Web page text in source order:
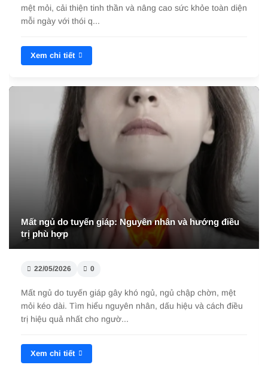
mệt mỏi, cải thiện tinh thần và nâng cao sức khỏe toàn diện
mỗi ngày với thói q...
Xem chi tiết
Mất ngủ do tuyến giáp: Nguyên nhân và hướng điều
trị phù hợp
22/05/2026 0
Mất ngủ do tuyến giáp gây khó ngủ, ngủ chập chờn, mệt
mỏi kéo dài. Tìm hiểu nguyên nhân, dấu hiệu và cách điều
trị hiệu quả nhất cho ngườ...
Xem chi tiết